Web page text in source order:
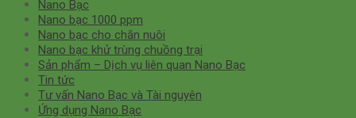
Nano Bạc
Nano bạc 1000 ppm
Nano bạc cho chăn nuôi
Nano bạc khử trùng chuồng trại
Sản phẩm – Dịch vụ liên quan Nano Bạc
Tin tức
Tư vấn Nano Bạc và Tài nguyên
Ứng dụng Nano Bạc